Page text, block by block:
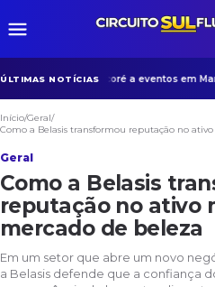
ÚLTIMAS NOTÍCIAS
de Manicoré a eventos em
Início/Geral/
Como a Belasis transformou reputação no
Geral
Como a Belasis
reputação no ativo
mercado de beleza
Em um setor que abre um novo
a Belasis defende que a confiança